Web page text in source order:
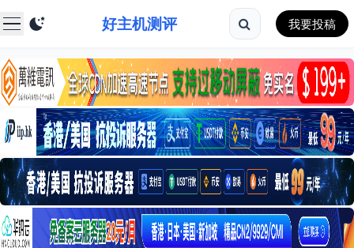
好主机测评 我要投稿